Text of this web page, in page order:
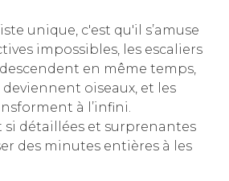
unique, c'est qu'il s’amuse
impossibles, les escaliers
en même temps,
deviennent oiseaux, et les
à l’infini.
si détaillées et surprenantes
des minutes entières à les